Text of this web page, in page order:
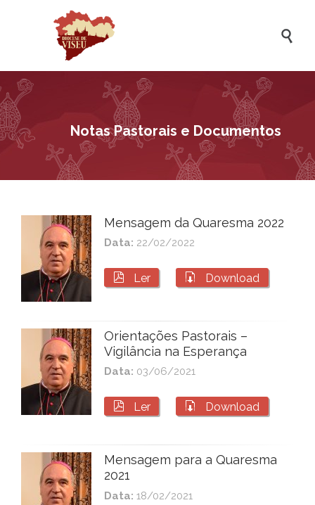

Notas Pastorais e Documentos
Mensagem da Quaresma 2022
Data: 22/02/2022
 Ler  Download
Orientações Pastorais –
Vigilância na Esperança
Data: 03/06/2021
 Ler  Download
Mensagem para a Quaresma
2021
Data: 18/02/2021